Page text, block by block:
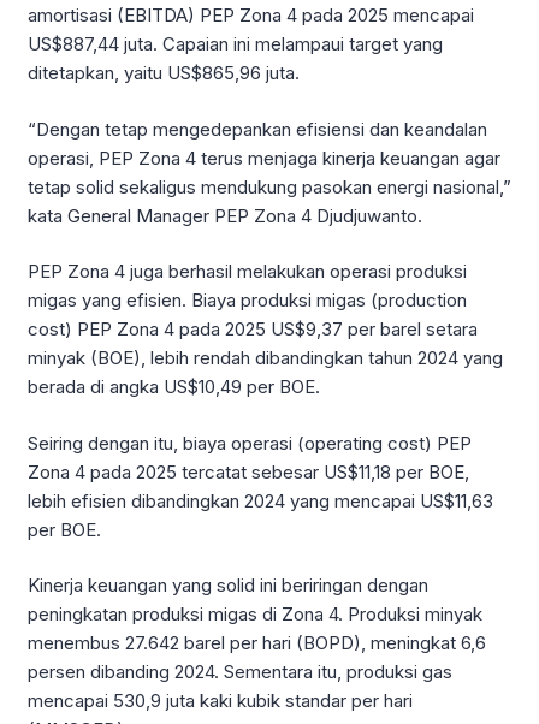
amortisasi (EBITDA) PEP Zona 4 pada 2025 mencapai
US$887,44 juta. Capaian ini melampaui target yang
ditetapkan, yaitu US$865,96 juta.
“Dengan tetap mengedepankan efisiensi dan keandalan
operasi, PEP Zona 4 terus menjaga kinerja keuangan agar
tetap solid sekaligus mendukung pasokan energi nasional,”
kata General Manager PEP Zona 4 Djudjuwanto.
PEP Zona 4 juga berhasil melakukan operasi produksi
migas yang efisien. Biaya produksi migas (production
cost) PEP Zona 4 pada 2025 US$9,37 per barel setara
minyak (BOE), lebih rendah dibandingkan tahun 2024 yang
berada di angka US$10,49 per BOE.
Seiring dengan itu, biaya operasi (operating cost) PEP
Zona 4 pada 2025 tercatat sebesar US$11,18 per BOE,
lebih efisien dibandingkan 2024 yang mencapai US$11,63
per BOE.
Kinerja keuangan yang solid ini beriringan dengan
peningkatan produksi migas di Zona 4. Produksi minyak
menembus 27.642 barel per hari (BOPD), meningkat 6,6
persen dibanding 2024. Sementara itu, produksi gas
mencapai 530,9 juta kaki kubik standar per hari